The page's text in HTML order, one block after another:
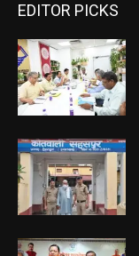
EDITOR PICKS